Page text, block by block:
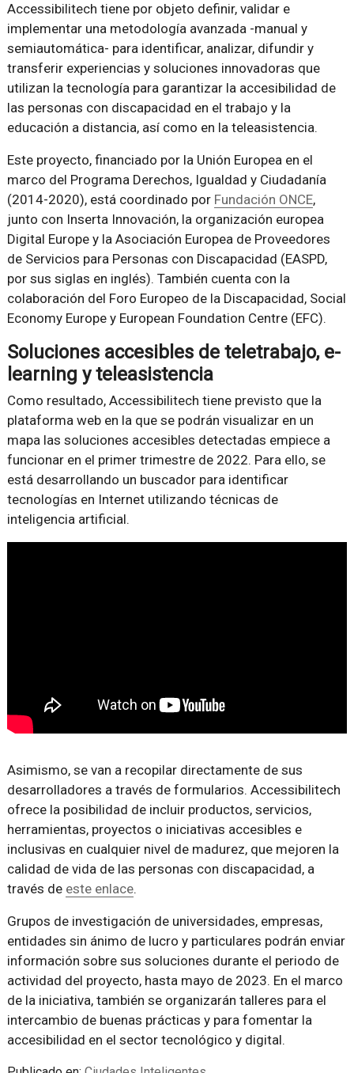
Accessibilitech tiene por objeto definir, validar e
implementar una metodología avanzada -manual y
semiautomática- para identificar, analizar, difundir y
transferir experiencias y soluciones innovadoras que
utilizan la tecnología para garantizar la accesibilidad de
las personas con discapacidad en el trabajo y la
educación a distancia, así como en la teleasistencia.
Este proyecto, financiado por la Unión Europea en el
marco del Programa Derechos, Igualdad y Ciudadanía
(2014-2020), está coordinado por Fundación ONCE,
junto con Inserta Innovación, la organización europea
Digital Europe y la Asociación Europea de Proveedores
de Servicios para Personas con Discapacidad (EASPD,
por sus siglas en inglés). También cuenta con la
colaboración del Foro Europeo de la Discapacidad, Social
Economy Europe y European Foundation Centre (EFC).
Soluciones accesibles de teletrabajo, e-
learning y teleasistencia
Como resultado, Accessibilitech tiene previsto que la
plataforma web en la que se podrán visualizar en un
mapa las soluciones accesibles detectadas empiece a
funcionar en el primer trimestre de 2022. Para ello, se
está desarrollando un buscador para identificar
tecnologías en Internet utilizando técnicas de
inteligencia artificial.
Asimismo, se van a recopilar directamente de sus
desarrolladores a través de formularios. Accessibilitech
ofrece la posibilidad de incluir productos, servicios,
herramientas, proyectos o iniciativas accesibles e
inclusivas en cualquier nivel de madurez, que mejoren la
calidad de vida de las personas con discapacidad, a
través de este enlace.
Grupos de investigación de universidades, empresas,
entidades sin ánimo de lucro y particulares podrán enviar
información sobre sus soluciones durante el periodo de
actividad del proyecto, hasta mayo de 2023. En el marco
de la iniciativa, también se organizarán talleres para el
intercambio de buenas prácticas y para fomentar la
accesibilidad en el sector tecnológico y digital.